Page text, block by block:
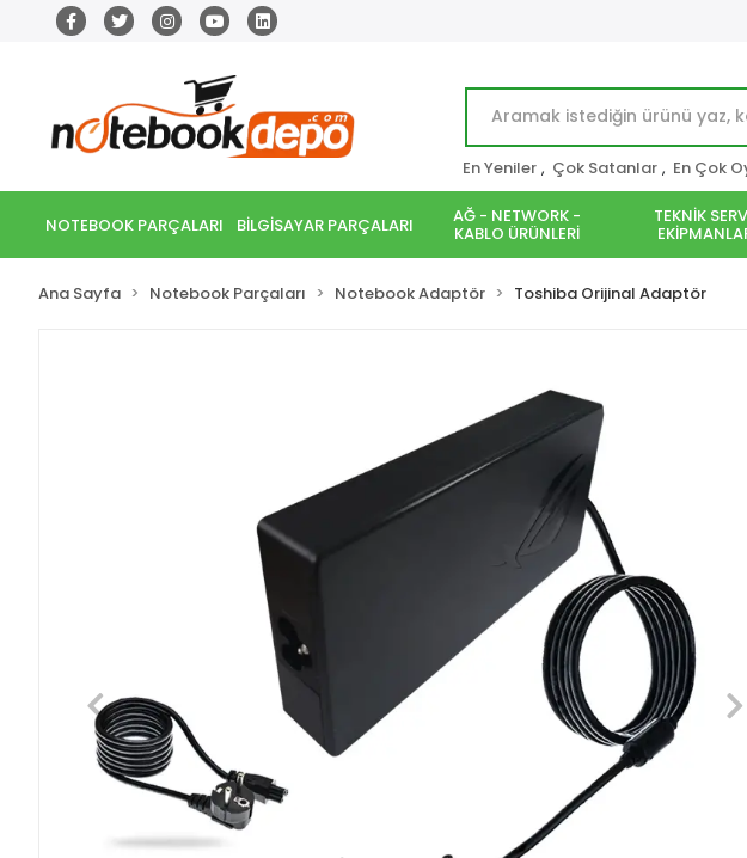
En Yeniler , Çok Satanlar , En Çok
NOTEBOOK PARÇALARI BİLGİSAYAR PARÇALARI AĞ - NETWORK -
KABLO ÜRÜNLERİ
TEKNİK
Ana Sayfa Notebook Parçaları Notebook Adaptör Toshiba Orijinal Adaptör